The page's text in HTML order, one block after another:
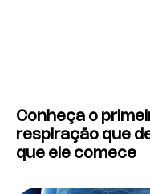
Conheça o
respiração que
que ele comece